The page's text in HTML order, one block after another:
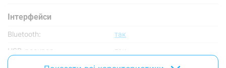
Інтерфейси
Bluetooth: так
USB-ресивер: так